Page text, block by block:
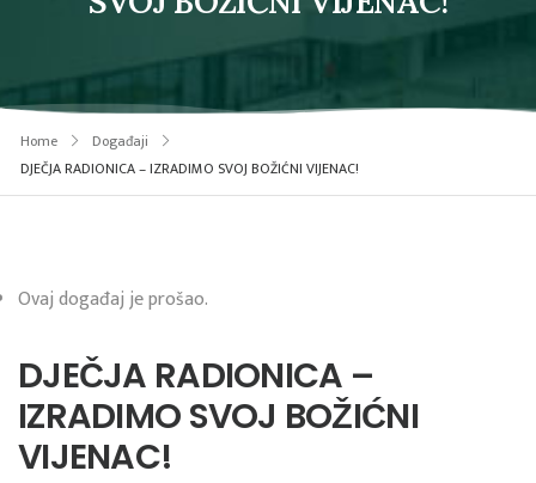
Home
Događaji
DJEČJA RADIONICA – IZRADIMO SVOJ BOŽIĆNI VIJENAC!
Ovaj događaj je prošao.
DJEČJA RADIONICA –
IZRADIMO SVOJ BOŽIĆNI
VIJENAC!